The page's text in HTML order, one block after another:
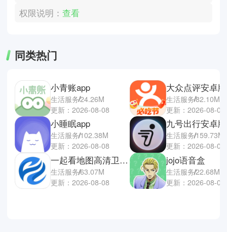
权限说明：查看
同类热门
小青账app
生活服务24.26M
更新：2026-08-08
小睡眠app
生活服务102.38M
更新：2026-08-08
一起看地图高清卫星地图
生活服务63.07M
更新：2026-08-08
大众点评安卓版
生活服务82.10M
更新：2026-08-07
九号出行安卓版
生活服务159.73M
更新：2026-08-07
jojo语音盒
生活服务22.68M
更新：2026-08-07